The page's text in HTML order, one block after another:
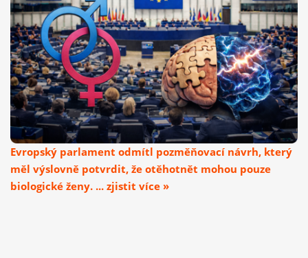
Evropský parlament odmítl pozměňovací návrh, který
měl výslovně potvrdit, že otěhotnět mohou pouze
biologické ženy. ... zjistit více »